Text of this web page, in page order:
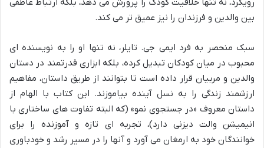
بین والدین و فرزندان را نیز عمیق تر می کند.
سبک منحصر به فرد ایمی جی. تایلر، نه تنها او را به نویسنده ای
محبوب در میان کودکان تبدیل کرده، بلکه ابزاری قدرتمند در دستان
والدین و مربیان قرار داده است تا بتوانند از طریق داستان، مفاهیم
ارزشمند زندگی را به نسل آینده بیاموزند. این کتاب با الهام از
داستان معروف «در جستجوی نمو» (که البته تفاوت های ساختاری با
انیمیشن والت دیزنی دارد)، تجربه ای تازه و آموزنده را برای
خوانندگان خود به ارمغان می آورد و آنها را در مسیر رشد و خودباوری